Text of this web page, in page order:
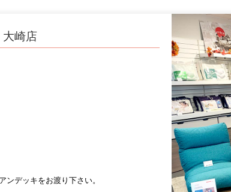
大崎店
デッキをお渡り下さい。